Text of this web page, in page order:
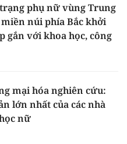
phụ nữ vùng Trung
núi phía Bắc khởi
gắn với khoa học, công
mại hóa nghiên cứu:
lớn nhất của các nhà
nữ